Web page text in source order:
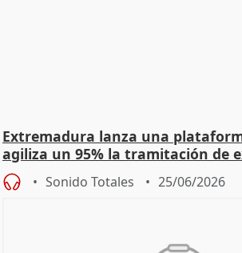
Extremadura lanza una
agiliza un 95% la tramitación de
Sonido Totales 25/06/2026